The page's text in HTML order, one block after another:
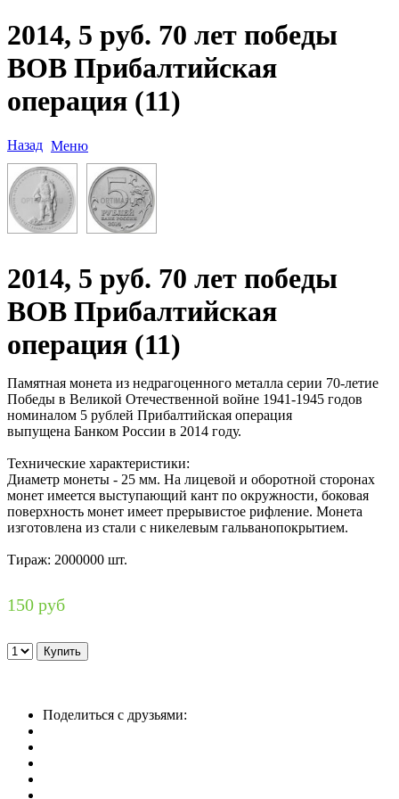
2014, 5 руб. 70 лет победы
ВОВ Прибалтийская
операция (11)
Назад Меню
2014, 5 руб. 70 лет победы
ВОВ Прибалтийская
операция (11)
Памятная монета из недрагоценного металла серии 70-летие
Победы в Великой Отечественной войне 1941-1945 годов
номиналом 5 рублей Прибалтийская операция
выпущена Банком России в 2014 году.
Технические характеристики:
Диаметр монеты - 25 мм. На лицевой и оборотной сторонах
монет имеется выступающий кант по окружности, боковая
поверхность монет имеет прерывистое рифление. Монета
изготовлена из стали с никелевым гальванопокрытием.
Тираж: 2000000 шт.
150 руб
Поделиться с друзьями: